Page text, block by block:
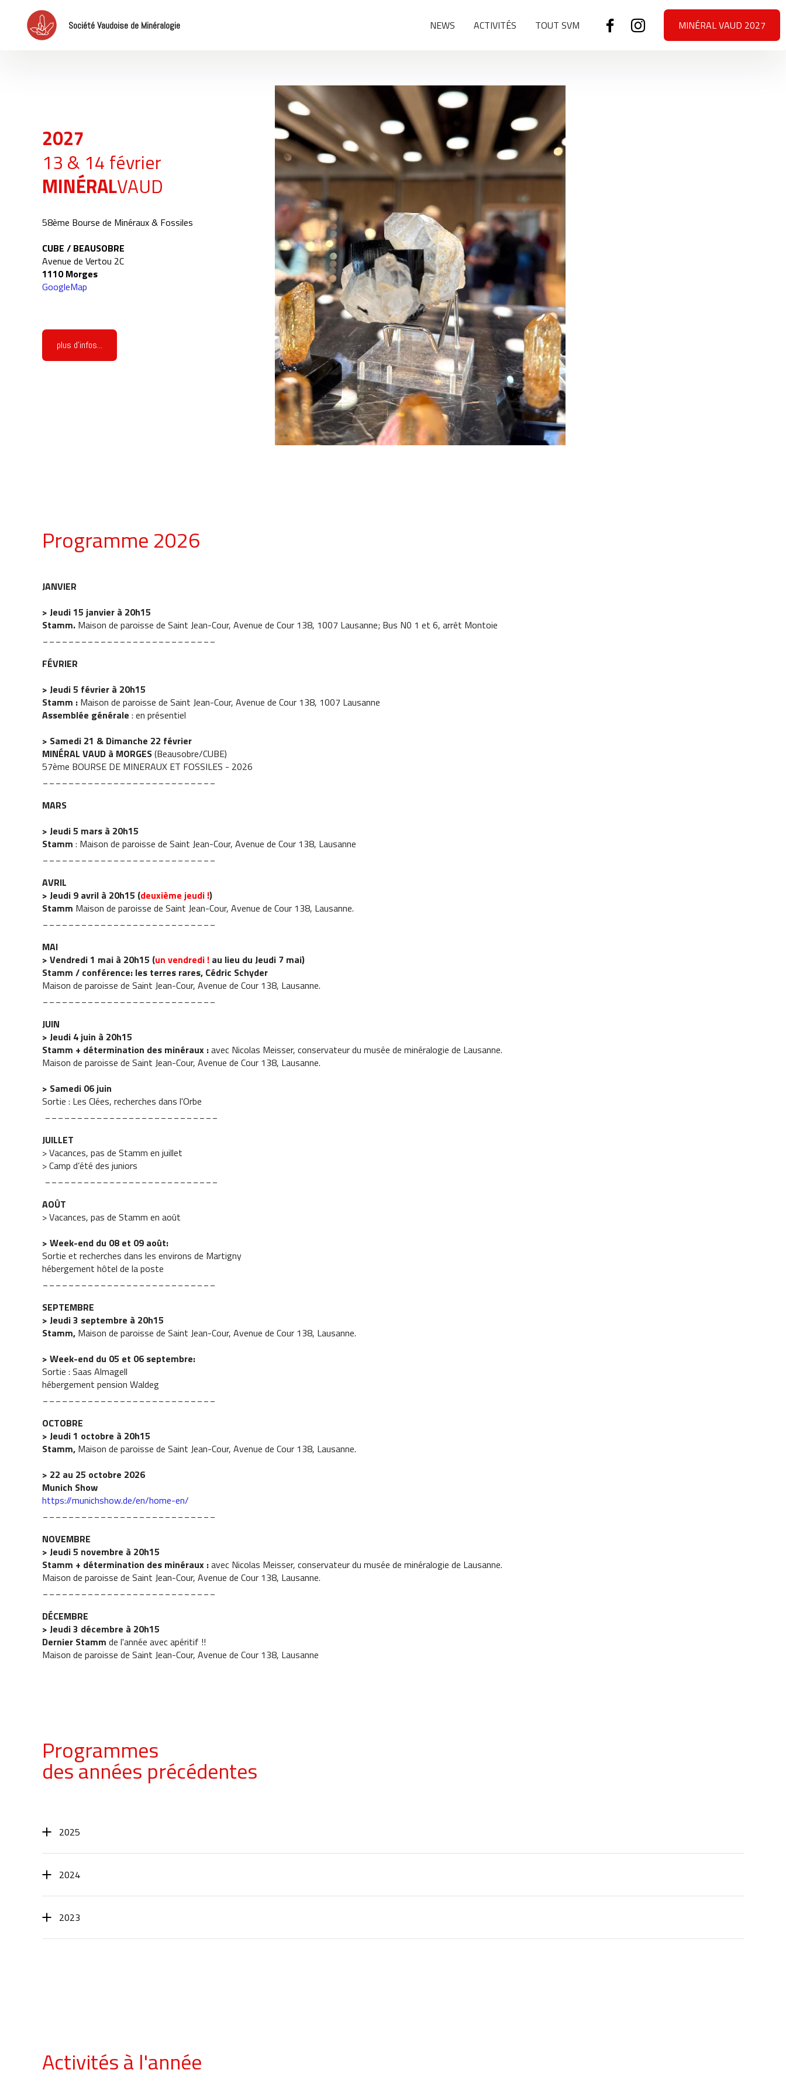
Société Vaudoise de Minéralogie NEWS ACTIVITÉS TOUT SVM MINÉRAL VAUD 2027
2027
13 & 14 février
MINÉRALVAUD
58ème Bourse de Minéraux & Fossiles
CUBE / BEAUSOBRE
Avenue de Vertou 2C
1110 Morges
GoogleMap
plus d'infos...
Programme 2026
JANVIER
> Jeudi 15 janvier à 20h15
Stamm. Maison de paroisse de Saint Jean-Cour, Avenue de Cour 138, 1007 Lausanne; Bus N0 1 et 6, arrêt Montoie
FÉVRIER
> Jeudi 5 février à 20h15
Stamm : Maison de paroisse de Saint Jean-Cour, Avenue de Cour 138, 1007 Lausanne
Assemblée générale : en présentiel
> Samedi 21 & Dimanche 22 février
MINÉRAL VAUD à MORGES(Beausobre/CUBE)
57ème BOURSE DE MINERAUX ET FOSSILES - 2026
MARS
> Jeudi 5 mars à 20h15
Stamm : Maison de paroisse de Saint Jean-Cour, Avenue de Cour 138, Lausanne
AVRIL
> Jeudi 9 avril à 20h15 (deuxième jeudi !)
Stamm Maison de paroisse de Saint Jean-Cour, Avenue de Cour 138, Lausanne.
MAI
> Vendredi 1 mai à 20h15 (un vendredi ! au lieu du Jeudi 7 mai)
Stamm / conférence: les terres rares, Cédric Schyder
Maison de paroisse de Saint Jean-Cour, Avenue de Cour 138, Lausanne.
JUIN
> Jeudi 4 juin à 20h15
Stamm + détermination des minéraux :avec Nicolas Meisser, conservateur du musée de minéralogie de Lausanne.
Maison de paroisse de Saint Jean-Cour, Avenue de Cour 138, Lausanne.
> Samedi 06 juin
Sortie : Les Clées, recherches dans l'Orbe
JUILLET
> Vacances, pas de Stamm en juillet
> Camp d’été des juniors
AOÛT
> Vacances, pas de Stamm en août
> Week-end du 08 et 09 août:
Sortie et recherches dans les environs de Martigny
hébergement hôtel de la poste
SEPTEMBRE
> Jeudi 3 septembre à 20h15
Stamm, Maison de paroisse de Saint Jean-Cour, Avenue de Cour 138, Lausanne.
> Week-end du 05 et 06 septembre:
Sortie : Saas Almagell
hébergement pension Waldeg
OCTOBRE
> Jeudi 1 octobre à 20h15
Stamm, Maison de paroisse de Saint Jean-Cour, Avenue de Cour 138, Lausanne.
> 22 au 25 octobre 2026
Munich Show
https://munichshow.de/en/home-en/
NOVEMBRE
> Jeudi 5 novembre à 20h15
Stamm + détermination des minéraux :avec Nicolas Meisser, conservateur du musée de minéralogie de Lausanne.
Maison de paroisse de Saint Jean-Cour, Avenue de Cour 138, Lausanne.
DÉCEMBRE
> Jeudi 3 décembre à 20h15
Dernier Stamm de l'année avec apéritif !!
Maison de paroisse de Saint Jean-Cour, Avenue de Cour 138, Lausanne
Programmes
des années précédentes
2025
2024
2023
Activités à l'année